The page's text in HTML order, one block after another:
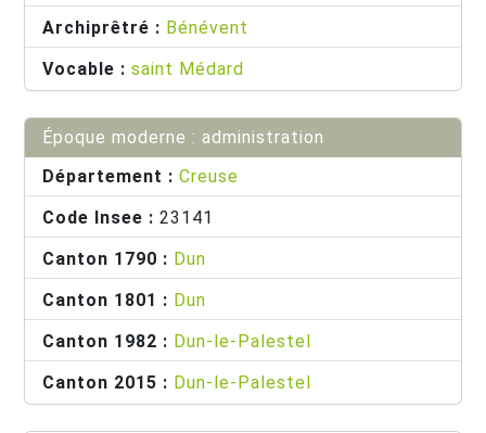
Archiprêtré : Bénévent
Vocable : saint Médard
Époque moderne : administration
Département : Creuse
Code Insee : 23141
Canton 1790 : Dun
Canton 1801 : Dun
Canton 1982 : Dun-le-Palestel
Canton 2015 : Dun-le-Palestel